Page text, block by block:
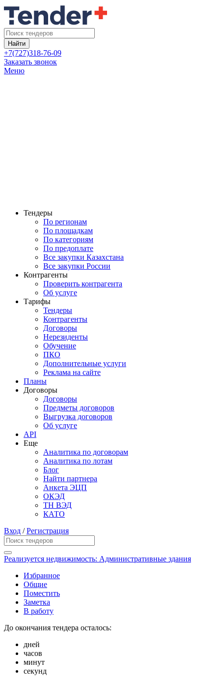
Найти
+7(727)318-76-09
Заказать звонок
Меню
Тендеры
По регионам
По площадкам
По категориям
По предоплате
Все закупки Казахстана
Все закупки России
Контрагенты
Проверить контрагента
Об услуге
Тарифы
Тендеры
Контрагенты
Договоры
Нерезиденты
Обучение
ПКО
Дополнительные услуги
Реклама на сайте
Планы
Договоры
Договоры
Предметы договоров
Выгрузка договоров
Об услуге
API
Еще
Аналитика по договорам
Аналитика по лотам
Блог
Найти партнера
Анкета ЭЦП
ОКЭД
ТН ВЭД
КАТО
Вход /Регистрация
Реализуется недвижимость: Административные здания
Избранное
Общие
Поместить
Заметка
В работу
До окончания тендера осталось:
дней
часов
минут
секунд